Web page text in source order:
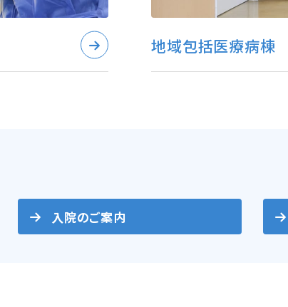
地域包括医療病棟
入院のご案内